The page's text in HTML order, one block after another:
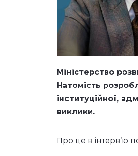
Міністерство
Натомість
інституційної,
виклики.
Про це в інтерв’ю